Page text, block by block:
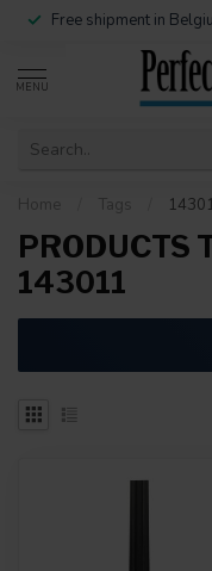
Free shipment in
MENU
Home Tags
PRODUCTS
143011